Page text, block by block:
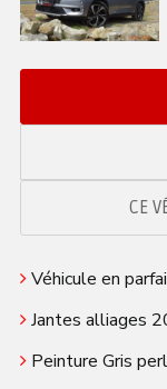
CE
Véhicule en
Jantes alliages
Peinture Gris